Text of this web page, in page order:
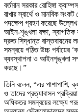
বর্তমান সরকার রোহিঙ্গা
রাখার স্বার্থে ও মানবিক
পদক্ষেপ গ্রহণ করেছে উল্লেখ
আইন-শৃঙ্খলা রক্ষা, স্বাগতিক
দ্রুত সিদ্ধান্ত বাস্তবায়নের
সমন্বয়ে গঠিত উচ্চ পর্যায়ের
ব্যবস্থাপনা ও আইনশৃঙ্খলা
করছে।”
তিনি বলেন, “এর পাশাপাশি,
ও তাদের প্রত্যাবাসন
অধিকতর সমন্বয়ের লক্ষ্যে